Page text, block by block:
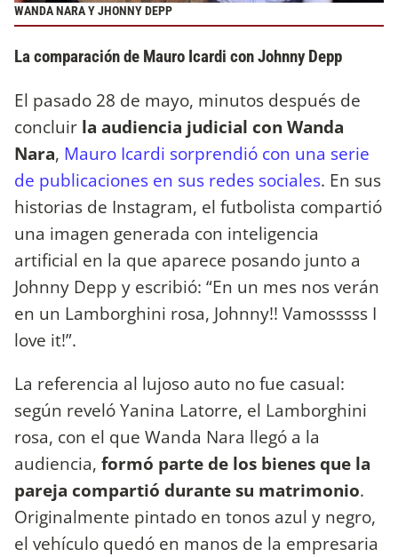
WANDA NARA Y JHONNY DEPP
La comparación de Mauro Icardi con Johnny Depp
El pasado 28 de mayo, minutos después de
concluir la audiencia judicial con Wanda
Nara, Mauro Icardi sorprendió con una serie
de publicaciones en sus redes sociales. En sus
historias de Instagram, el futbolista compartió
una imagen generada con inteligencia
artificial en la que aparece posando junto a
Johnny Depp y escribió: “En un mes nos verán
en un Lamborghini rosa, Johnny!! Vamosssss I
love it!”.
La referencia al lujoso auto no fue casual:
según reveló Yanina Latorre, el Lamborghini
rosa, con el que Wanda Nara llegó a la
audiencia, formó parte de los bienes que la
pareja compartió durante su matrimonio.
Originalmente pintado en tonos azul y negro,
el vehículo quedó en manos de la empresaria